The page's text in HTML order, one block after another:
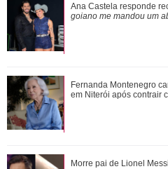
Ana Castela responde
goiano me mandou um
Morre pai de Lionel
Fernanda Montenegro
Ana Castela responde
goiano me mandou um
Fernanda Montenegro
em Niterói após contrair
Morre pai de Lionel